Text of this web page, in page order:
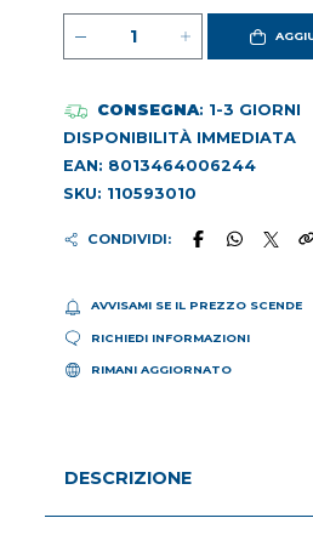
CONSEGNA: 1-3 GIORNI
DISPONIBILITÀ IMMEDIATA
EAN: 8013464006244
SKU: 110593010
CONDIVIDI:
AVVISAMI SE IL PREZZO SCENDE
RICHIEDI INFORMAZIONI
RIMANI AGGIORNATO
DESCRIZIONE